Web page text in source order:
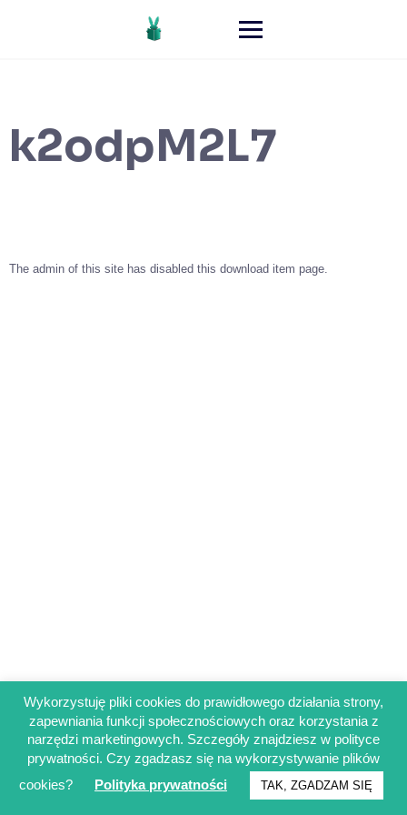
k2odpM2L7
The admin of this site has disabled this download item page.
Regulamin sklepu
Polityka prywatności
Obowiązek informacyjny RODO
© Francuskinotesik.pl 2025
Wykorzystuję pliki cookies do prawidłowego działania strony,
zapewniania funkcji społecznościowych oraz korzystania z
narzędzi marketingowych. Szczegóły znajdziesz w polityce
prywatności. Czy zgadzasz się na wykorzystywanie plików
cookies?
Polityka prywatności TAK, ZGADZAM SIĘ